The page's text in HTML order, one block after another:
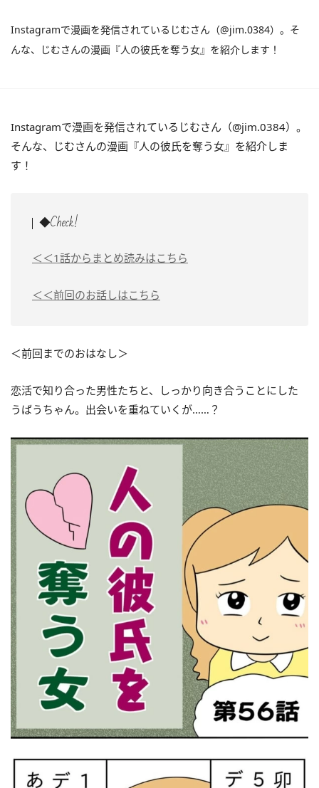
Instagramで漫画を発信されているじむさん（@jim.0384）。そ
んな、じむさんの漫画『人の彼氏を奪う女』を紹介します！
Instagramで漫画を発信されているじむさん（@jim.0384）。
そんな、じむさんの漫画『人の彼氏を奪う女』を紹介しま
す！
◆Check!
＜＜1話からまとめ読みはこちら
＜＜前回のお話しはこちら
＜前回までのおはなし＞
恋活で知り合った男性たちと、しっかり向き合うことにした
うばうちゃん。出会いを重ねていくが……？